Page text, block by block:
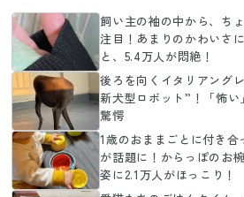
飼い主の袖の中から、ち
注目！あまりのかわいさ
と、5.4万人が悶絶！
後ろを向くイタリアング
新犬型ロボット”！「怖
驚愕
1歳のおままごとに付き合
が話題に！からっぽのお
姿に2.1万人がほっこり！